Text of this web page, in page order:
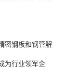
密钢板和钢管解
为行业领军企